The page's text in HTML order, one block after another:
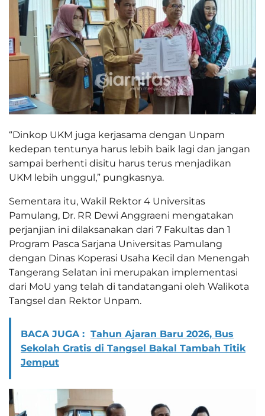
“Dinkop UKM juga kerjasama dengan Unpam
kedepan tentunya harus lebih baik lagi dan jangan
sampai berhenti disitu harus terus menjadikan
UKM lebih unggul,” pungkasnya.
Sementara itu, Wakil Rektor 4 Universitas
Pamulang, Dr. RR Dewi Anggraeni mengatakan
perjanjian ini dilaksanakan dari 7 Fakultas dan 1
Program Pasca Sarjana Universitas Pamulang
dengan Dinas Koperasi Usaha Kecil dan Menengah
Tangerang Selatan ini merupakan implementasi
dari MoU yang telah di tandatangani oleh Walikota
Tangsel dan Rektor Unpam.
BACA JUGA : Tahun Ajaran Baru 2026, Bus
Sekolah Gratis di Tangsel Bakal Tambah Titik
Jemput